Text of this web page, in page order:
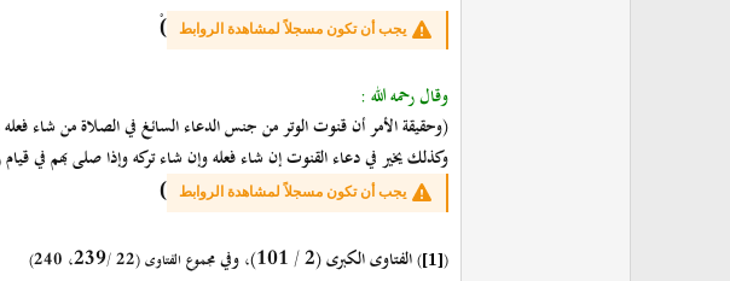
يجب أن تكون مسجلاً لمشاهدة الروابط )
وقال رحمه الله :
(وحقيقة الأمر أن قنوت الوتر من جنس الدعاء السائغ في الصلاة من شاء
وكذلك يخير في دعاء القنوت إن شاء فعله وإن شاء تركه وإذا صلى بهم
يجب أن تكون مسجلاً لمشاهدة الروابط )
(
[1]
)الفتاوى الكبرى (2 / 101)، وفي مجموع الفتاوى (22 / 239،